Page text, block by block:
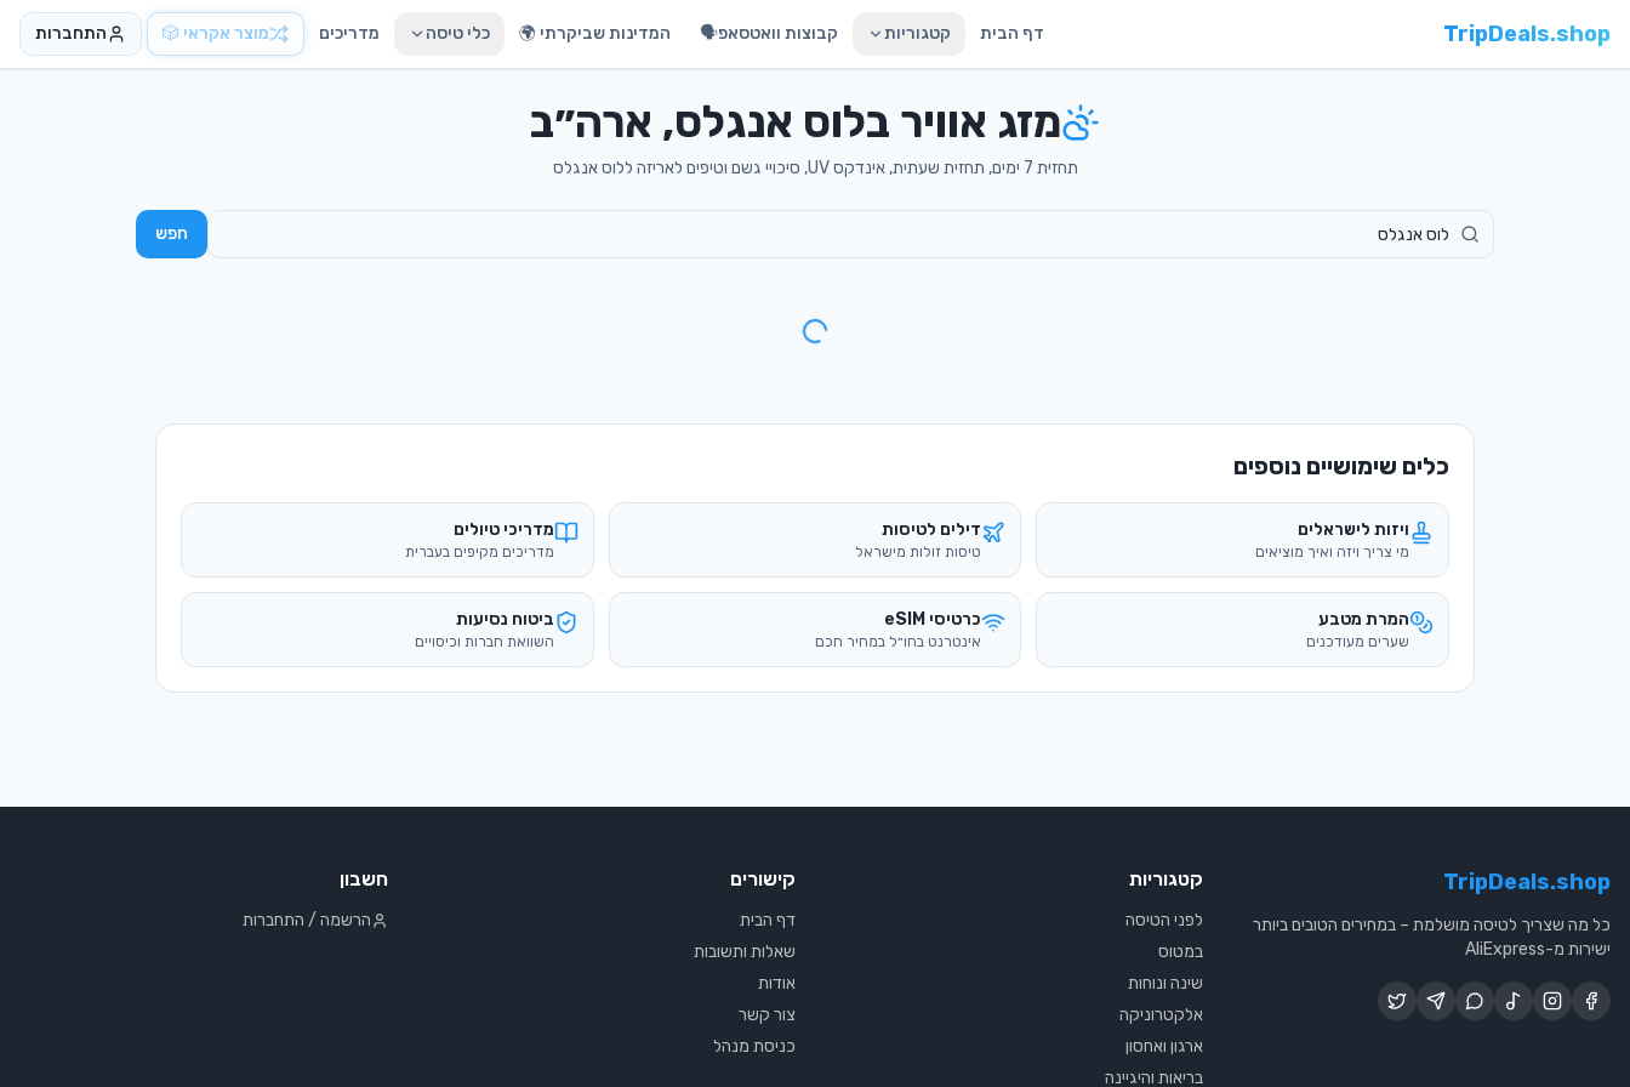
TripDeals.shop דף הבית קטגוריות קבוצות וואטסאפ🗣️ המדינות שביקרתי 🌍 כלי טיסה מדריכים מוצר אקראי 🎲 התחברות
מזג אוויר בלוס אנגלס, ארה״ב
תחזית 7 ימים, תחזית שעתית, אינדקס UV, סיכויי גשם וטיפים לאריזה ללוס אנגלס
חפש
כלים שימושיים נוספים
ויזות לישראלים
מי צריך ויזה ואיך מוציאים
דילים לטיסות
טיסות זולות מישראל
מדריכי טיולים
מדריכים מקיפים בעברית
המרת מטבע
שערים מעודכנים
כרטיסי eSIM
אינטרנט בחו״ל במחיר חכם
ביטוח נסיעות
השוואת חברות וכיסויים
TripDeals.shop
כל מה שצריך לטיסה מושלמת – במחירים הטובים ביותר
ישירות מ-AliExpress
קטגוריות
לפני הטיסה
במטוס
שינה ונוחות
אלקטרוניקה
ארגון ואחסון
בריאות והיגיינה
קישורים
דף הבית
שאלות ותשובות
אודות
צור קשר
כניסת מנהל
חשבון
הרשמה / התחברות